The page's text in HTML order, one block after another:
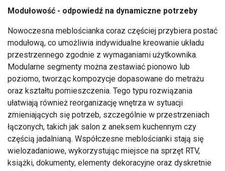
Modułowość - odpowiedź na dynamiczne potrzeby
Nowoczesna meblościanka coraz częściej przybiera postać
modułową, co umożliwia indywidualne kreowanie układu
przestrzennego zgodnie z wymaganiami użytkownika.
Modularne segmenty można zestawiać pionowo lub
poziomo, tworząc kompozycje dopasowane do metrażu
oraz kształtu pomieszczenia. Tego typu rozwiązania
ułatwiają również reorganizację wnętrza w sytuacji
zmieniających się potrzeb, szczególnie w przestrzeniach
łączonych, takich jak salon z aneksem kuchennym czy
częścią jadalnianą. Współczesne meblościanki stają się
wielozadaniowe, wykorzystując miejsce na sprzęt RTV,
książki, dokumenty, elementy dekoracyjne oraz dyskretnie